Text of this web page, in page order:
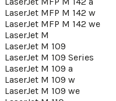
LaserJet MFP M 142 w
LaserJet MFP M 142 we
LaserJet M
LaserJet M 109
LaserJet M 109 Series
LaserJet M 109 a
LaserJet M 109 w
LaserJet M 109 we